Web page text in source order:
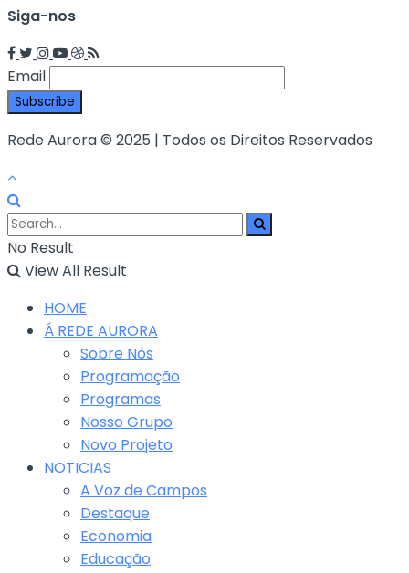
Siga-nos
Email
Rede Aurora © 2025 | Todos os Direitos Reservados
No Result
View All Result
HOME
Á REDE AURORA
Sobre Nós
Programação
Programas
Nosso Grupo
Novo Projeto
NOTICIAS
A Voz de Campos
Destaque
Economia
Educação